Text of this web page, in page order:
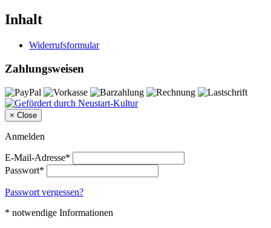
Inhalt
Widerrufsformular
Zahlungsweisen
× Close
Anmelden
E-Mail-Adresse*
Passwort*
Passwort vergessen?
* notwendige Informationen